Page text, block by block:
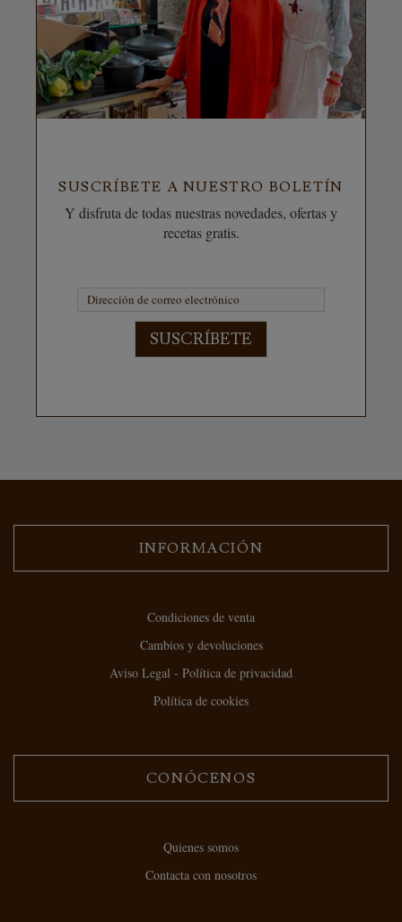
SUSCRÍBETE A NUESTRO BOLETÍN
Y disfruta de todas nuestras novedades, ofertas y
recetas gratis.
SUSCRÍBETE
INFORMACIÓN
Condiciones de venta
Cambios y devoluciones
Aviso Legal - Política de privacidad
Política de cookies
CONÓCENOS
Quienes somos
Contacta con nosotros